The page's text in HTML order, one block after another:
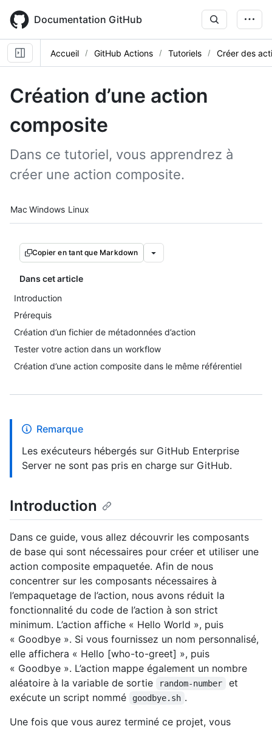
main
content
Documentation GitHub
Accueil GitHub Actions Tutoriels Créer des
Création d’une action
composite
Dans ce tutoriel, vous apprendrez à
créer une action composite.
Platform navigation
Mac Windows Linux
Copier en tant que Markdown
Dans cet article
Introduction
Prérequis
Création d’un fichier de métadonnées d’action
Tester votre action dans un workflow
Création d’une action composite dans le même référentiel
Remarque
Les exécuteurs hébergés sur GitHub Enterprise
Server ne sont pas pris en charge sur GitHub.
Introduction
Dans ce guide, vous allez découvrir les composants
de base qui sont nécessaires pour créer et utiliser une
action composite empaquetée. Afin de nous
concentrer sur les composants nécessaires à
l’empaquetage de l’action, nous avons réduit la
fonctionnalité du code de l’action à son strict
minimum. L’action affiche « Hello World », puis
« Goodbye ». Si vous fournissez un nom personnalisé,
elle affichera « Hello [who-to-greet] », puis
« Goodbye ». L’action mappe également un nombre
aléatoire à la variable de sortie
random-number
et
exécute un script nommé
goodbye.sh .
Une fois que vous aurez terminé ce projet, vous